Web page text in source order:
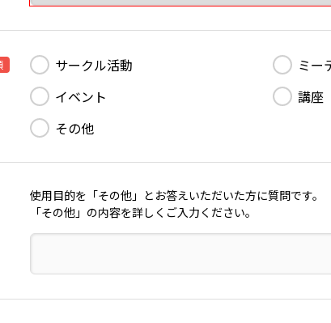
サークル活動
ミー
イベント
講座
その他
使用目的を「その他」とお答えいただいた方に質問です。
「その他」の内容を詳しくご入力ください。